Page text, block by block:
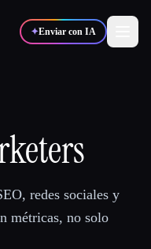
✦Enviar con IA
Creadores
redes sociales y
métricas, no solo